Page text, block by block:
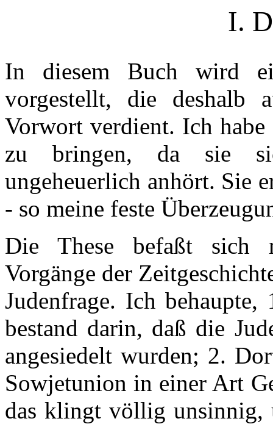
I.
In diesem Buch wird
vorgestellt, die deshalb
Vorwort verdient. Ich habe
zu bringen, da sie
ungeheuerlich anhört. Sie
- so meine feste
Die These befaßt sich
Vorgänge der
Judenfrage. Ich
bestand darin, daß die
angesiedelt wurden; 2.
Sowjetunion in einer Art
das klingt völlig unsinnig,